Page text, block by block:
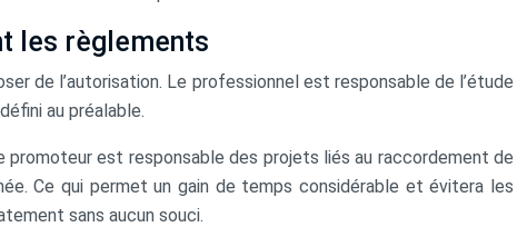
les règlements
de l’autorisation. Le professionnel est responsable de l’étude
au préalable.
promoteur est responsable des projets liés au raccordement de
Ce qui permet un gain de temps considérable et évitera les
sans aucun souci.